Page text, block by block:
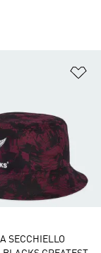
dei desideri
SECCHIELLO